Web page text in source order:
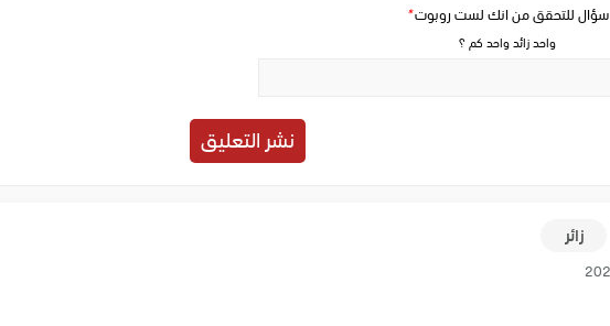
سؤال للتحقق من انك لست روبوت*
واحد زائد واحد كم ؟
زائر